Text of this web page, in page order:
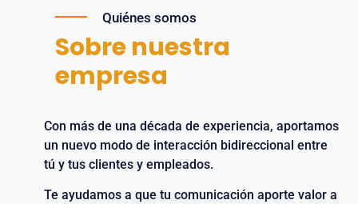
Quiénes somos
Sobre nuestra
empresa
Con más de una década de experiencia, aportamos
un nuevo modo de interacción bidireccional entre
tú y tus clientes y empleados.
Te ayudamos a que tu comunicación aporte valor a